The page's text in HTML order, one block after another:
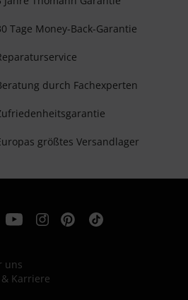
Tage Money-Back-Garantie
durch Fachexperten
größtes Versandlager
uns
& Karriere